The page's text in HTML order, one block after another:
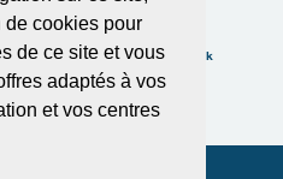
de cookies pour
de ce site et vous
adaptés à vos
et vos centres
Suivez-nous sur Facebook